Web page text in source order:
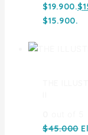
$19.900.$
$15.900.
$45.000